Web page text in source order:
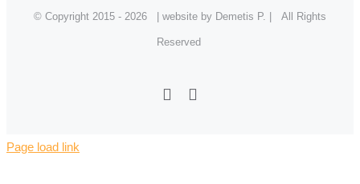
© Copyright 2015 - 2026 | website by Demetis P. | All Rights
Reserved
Facebook
Page load link